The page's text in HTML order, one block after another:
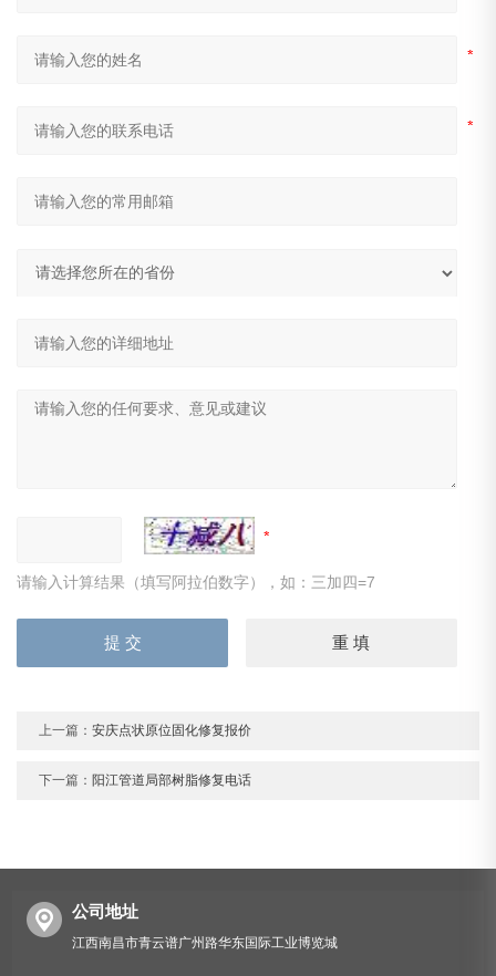
请输入计算结果（填写阿拉伯数字），如：三加四=7
上一篇：安庆点状原位固化修复报价
下一篇： 阳江管道局部树脂修复电话
公司地址
江西南昌市青云谱广州路华东国际工业博览城